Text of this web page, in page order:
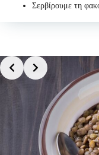
Σερβίρουμε τη